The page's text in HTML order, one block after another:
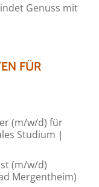
Genuss mit
FÜR
(m/w/d) für
Studium |
(m/w/d)
Mergentheim)